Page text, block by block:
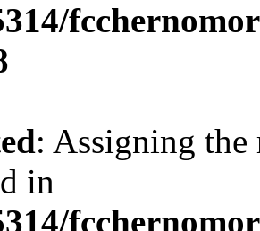
: Assigning the
in